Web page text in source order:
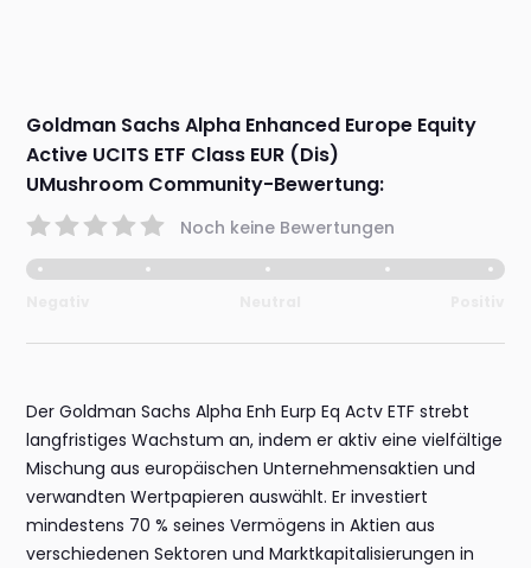
Goldman Sachs Alpha Enhanced Europe Equity
Active UCITS ETF Class EUR (Dis)
UMushroom Community-Bewertung:
Noch keine Bewertungen
Der Goldman Sachs Alpha Enh Eurp Eq Actv ETF strebt
langfristiges Wachstum an, indem er aktiv eine vielfältige
Mischung aus europäischen Unternehmensaktien und
verwandten Wertpapieren auswählt. Er investiert
mindestens 70 % seines Vermögens in Aktien aus
verschiedenen Sektoren und Marktkapitalisierungen in